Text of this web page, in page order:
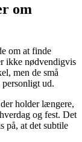
om
om at finde
ikke nødvendigvis
men de små
personligt ud.
holder længere,
og fest. Det
på, at det subtile